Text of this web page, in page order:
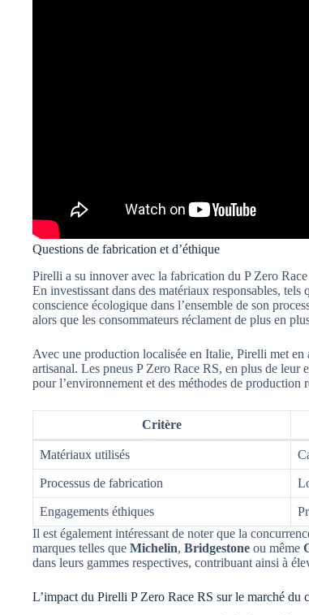
Questions de fabrication et d’éthique
Pirelli a su innover avec la fabrication du P Zero
En investissant dans des matériaux responsables,
conscience écologique dans l’ensemble de son
alors que les consommateurs réclament de plus en
Avec une production localisée en Italie, Pirelli met
artisanal. Les pneus P Zero Race RS, en plus de
pour l’environnement et des méthodes de production
Critère
Matériaux utilisés
Processus de fabrication
Engagements éthiques
Il est également intéressant de noter que la
marques telles que Michelin, Bridgestone ou même
dans leurs gammes respectives, contribuant ainsi à
L’impact du Pirelli P Zero Race RS sur le marché du